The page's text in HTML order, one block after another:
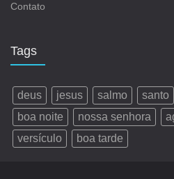
Contato
Tags
deus jesus salmo santo
boa noite
nossa senhora
versículo
boa tarde